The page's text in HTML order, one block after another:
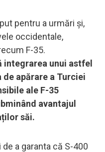
pentru a urmări și,
occidentale,
F-35.
integrarea unui astfel
apărare a Turciei
ale F-35
avantajul
săi.
a garanta că S-400